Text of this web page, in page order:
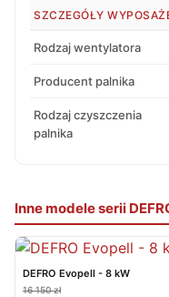
SZCZEGÓŁY
Rodzaj wentylatora
Producent palnika
Rodzaj czyszczenia
palnika
Inne modele serii
DEFRO Evopell - 8 kW
16 150 zł